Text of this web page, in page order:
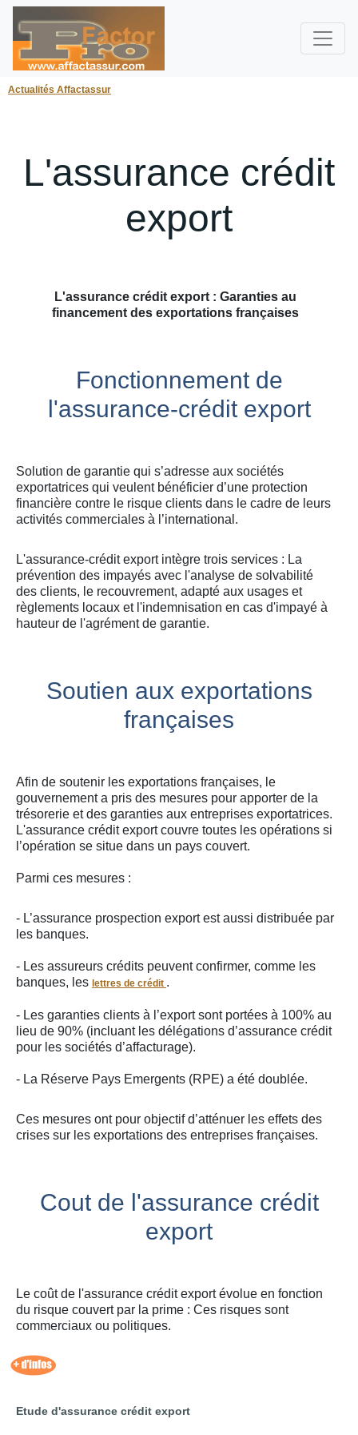
Actualités Affactassur
L'assurance crédit
export
L'assurance crédit export : Garanties au
financement des exportations françaises
Fonctionnement de
l'assurance-crédit export
Solution de garantie qui s’adresse aux sociétés
exportatrices qui veulent bénéficier d’une protection
financière contre le risque clients dans le cadre de leurs
activités commerciales à l’international.
L'assurance-crédit export intègre trois services : La
prévention des impayés avec l'analyse de solvabilité
des clients, le recouvrement, adapté aux usages et
règlements locaux et l'indemnisation en cas d'impayé à
hauteur de l'agrément de garantie.
Soutien aux exportations
françaises
Afin de soutenir les exportations françaises, le
gouvernement a pris des mesures pour apporter de la
trésorerie et des garanties aux entreprises exportatrices.
L'assurance crédit export couvre toutes les opérations si
l’opération se situe dans un pays couvert.
Parmi ces mesures :
- L’assurance prospection export est aussi distribuée par
les banques.
- Les assureurs crédits peuvent confirmer, comme les
banques, les lettres de crédit .
- Les garanties clients à l’export sont portées à 100% au
lieu de 90% (incluant les délégations d’assurance crédit
pour les sociétés d’affacturage).
- La Réserve Pays Emergents (RPE) a été doublée.
Ces mesures ont pour objectif d’atténuer les effets des
crises sur les exportations des entreprises françaises.
Cout de l'assurance crédit
export
Le coût de l'assurance crédit export évolue en fonction
du risque couvert par la prime : Ces risques sont
commerciaux ou politiques.
Etude d'assurance crédit export